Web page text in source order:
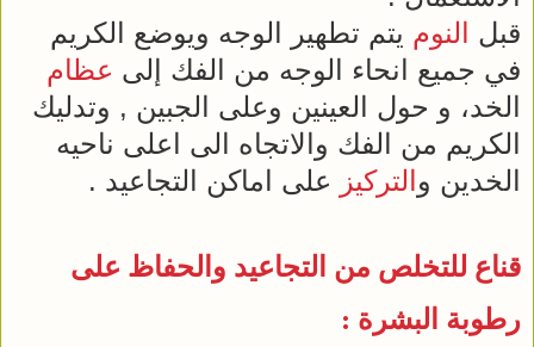
قبل النوم يتم تطهير الوجه ويوضع الكريم
في جميع انحاء الوجه من الفك إلى عظام
الخد، و حول العينين وعلى الجبين , وتدليك
الكريم من الفك والاتجاه الى اعلى ناحيه
الخدين والتركيز على اماكن التجاعيد .
قناع للتخلص من التجاعيد والحفاظ على
رطوبة البشرة :